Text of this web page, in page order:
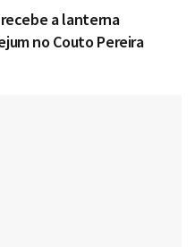
a lanterna
no Couto Pereira